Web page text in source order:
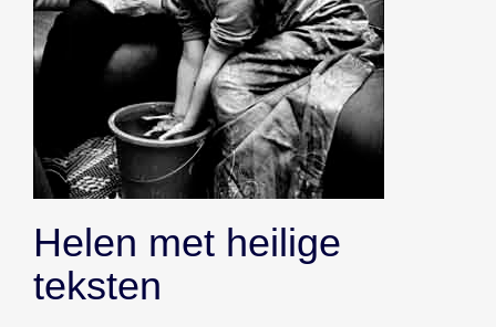
Helen met heilige
teksten